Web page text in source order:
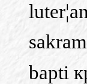
bapti